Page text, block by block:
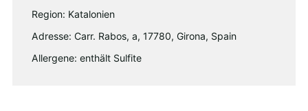
Region: Katalonien
Adresse: Carr. Rabos, a, 17780, Girona, Spain
Allergene: enthält Sulfite